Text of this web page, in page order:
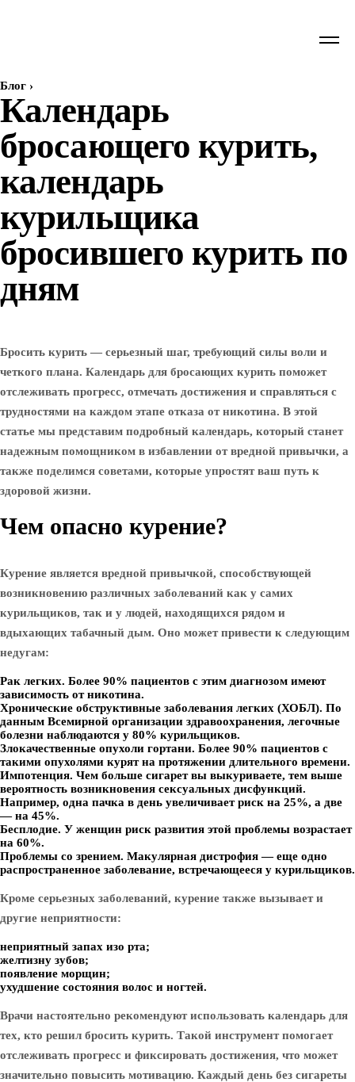
Блог ›
Календарь
бросающего курить,
календарь
курильщика
бросившего курить по
дням
Бросить курить — серьезный шаг, требующий силы воли и
четкого плана. Календарь для бросающих курить поможет
отслеживать прогресс, отмечать достижения и справляться с
трудностями на каждом этапе отказа от никотина. В этой
статье мы представим подробный календарь, который станет
надежным помощником в избавлении от вредной привычки, а
также поделимся советами, которые упростят ваш путь к
здоровой жизни.
Чем опасно курение?
Курение является вредной привычкой, способствующей
возникновению различных заболеваний как у самих
курильщиков, так и у людей, находящихся рядом и
вдыхающих табачный дым. Оно может привести к следующим
недугам:
Рак легких. Более 90% пациентов с этим диагнозом имеют
зависимость от никотина.
Хронические обструктивные заболевания легких (ХОБЛ). По
данным Всемирной организации здравоохранения, легочные
болезни наблюдаются у 80% курильщиков.
Злокачественные опухоли гортани. Более 90% пациентов с
такими опухолями курят на протяжении длительного времени.
Импотенция. Чем больше сигарет вы выкуриваете, тем выше
вероятность возникновения сексуальных дисфункций.
Например, одна пачка в день увеличивает риск на 25%, а две
— на 45%.
Бесплодие. У женщин риск развития этой проблемы возрастает
на 60%.
Проблемы со зрением. Макулярная дистрофия — еще одно
распространенное заболевание, встречающееся у курильщиков.
Кроме серьезных заболеваний, курение также вызывает и
другие неприятности:
неприятный запах изо рта;
желтизну зубов;
появление морщин;
ухудшение состояния волос и ногтей.
Врачи настоятельно рекомендуют использовать календарь для
тех, кто решил бросить курить. Такой инструмент помогает
отслеживать прогресс и фиксировать достижения, что может
значительно повысить мотивацию. Каждый день без сигареты